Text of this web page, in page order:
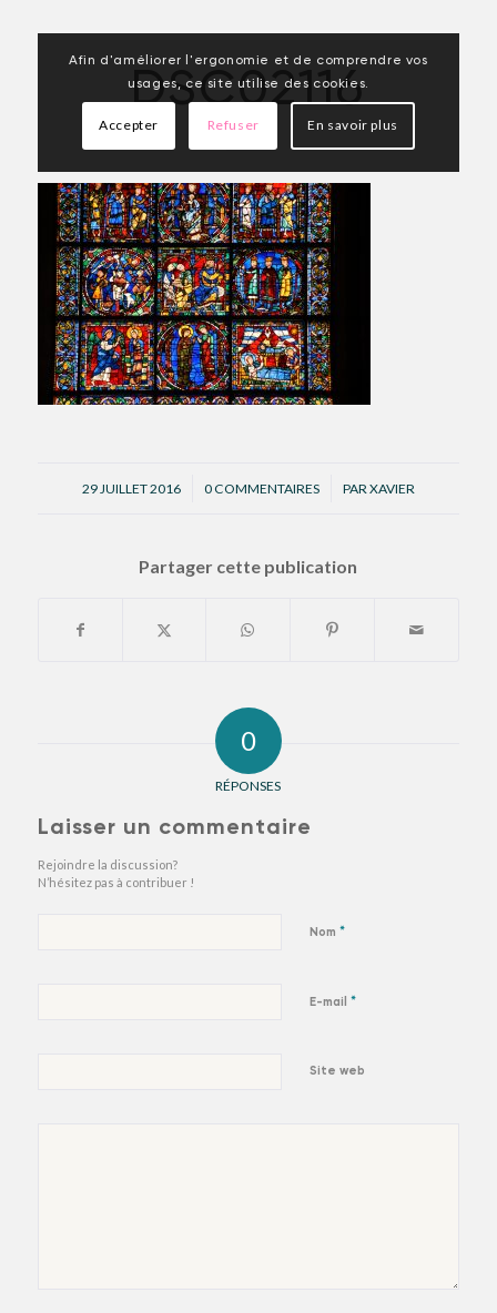
DSC02116
29 JUILLET 2016
/ 0 COMMENTAIRES
/ PARXAVIER
Partager cette publication
0
RÉPONSES
Laisser un commentaire
Rejoindre la discussion?
N’hésitez pas à contribuer !
Nom *
E-mail *
Site web
Afin d'améliorer l'ergonomie et de comprendre vos
usages, ce site utilise des cookies.
Accepter Refuser En savoir plus